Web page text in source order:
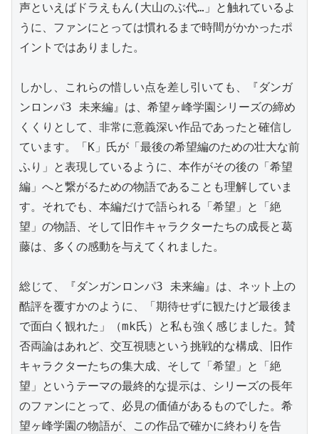
声といえばドラえもん(大山のぶ代…」と触れているよ
うに、ファンにとっては慣れるまで時間がかかったポ
イントではありました。
しかし、これらの惜しい点を差し引いても、『ダンガ
ンロンパ3 未来編』は、希望ヶ峰学園シリーズの締め
くくりとして、非常に意義深い作品であったと確信し
ています。「K」氏が「最後の希望編のための壮大な前
ふり」と表現しているように、本作がその後の「希望
編」へと繋がるための物語であることも理解していま
す。それでも、本編だけで語られる「希望」と「絶
望」の物語、そして旧作キャラクターたちの成長と葛
藤は、多くの感動を与えてくれました。
総じて、『ダンガンロンパ3 未来編』は、ネット上の
酷評を覆すかのように、「期待せずに観たけど最後ま
で面白く観れた」（mk氏）と私も強く感じました。賛
否両論はあれど、交互視聴という挑戦的な構成、旧作
キャラクターたちの集大成、そして「希望」と「絶
望」というテーマの最終的な提示は、シリーズの長年
のファンにとって、必見の価値があるものでした。希
望ヶ峰学園の物語が、この作品で確かに終わりを告